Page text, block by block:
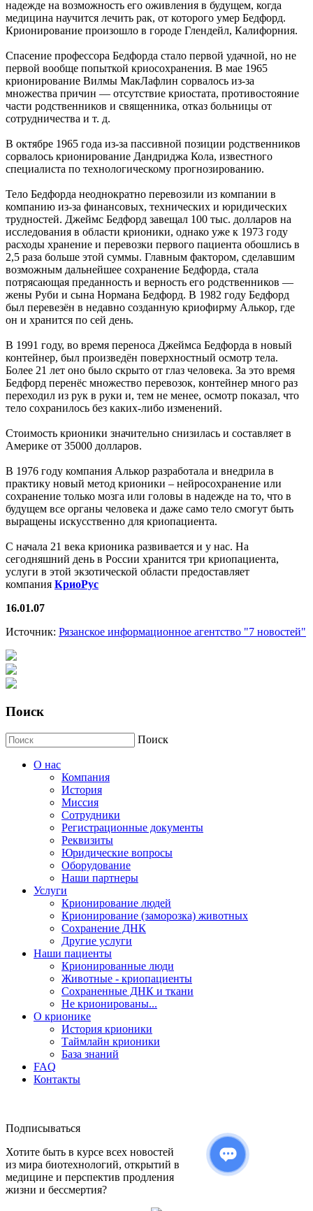
надежде на возможность его оживления в будущем, когда
медицина научится лечить рак, от которого умер Бедфорд.
Крионирование произошло в городе Глендейл, Калифорния.
Спасение профессора Бедфорда стало первой удачной, но не
первой вообще попыткой криосохранения. В мае 1965
крионирование Вилмы МакЛафлин сорвалось из-за
множества причин — отсутствие криостата, противостояние
части родственников и священника, отказ больницы от
сотрудничества и т. д.
В октябре 1965 года из-за пассивной позиции родственников
сорвалось крионирование Дандриджа Кола, известного
специалиста по технологическому прогнозированию.
Тело Бедфорда неоднократно перевозили из компании в
компанию из-за финансовых, технических и юридических
трудностей. Джеймс Бедфорд завещал 100 тыс. долларов на
исследования в области крионики, однако уже к 1973 году
расходы хранение и перевозки первого пациента обошлись в
2,5 раза больше этой суммы. Главным фактором, сделавшим
возможным дальнейшее сохранение Бедфорда, стала
потрясающая преданность и верность его родственников —
жены Руби и сына Нормана Бедфорд. В 1982 году Бедфорд
был перевезён в недавно созданную криофирму Алькор, где
он и хранится по сей день.
В 1991 году, во время переноса Джеймса Бедфорда в новый
контейнер, был произведён поверхностный осмотр тела.
Более 21 лет оно было скрыто от глаз человека. За это время
Бедфорд перенёс множество перевозок, контейнер много раз
переходил из рук в руки и, тем не менее, осмотр показал, что
тело сохранилось без каких-либо изменений.
Стоимость крионики значительно снизилась и составляет в
Америке от 35000 долларов.
В 1976 году компания Алькор разработала и внедрила в
практику новый метод крионики – нейросохранение или
сохранение только мозга или головы в надежде на то, что в
будущем все органы человека и даже само тело смогут быть
выращены искусственно для криопациента.
С начала 21 века крионика развивается и у нас. На
сегодняшний день в России хранится три криопациента,
услуги в этой экзотической области предоставляет
компания КриоРус
16.01.07
Источник: Рязанское информационное агентство "7 новостей"
Поиск
Поиск
О нас
Компания
История
Миссия
Сотрудники
Регистрационные документы
Реквизиты
Юридические вопросы
Оборудование
Наши партнеры
Услуги
Крионирование людей
Крионирование (заморозка) животных
Сохранение ДНК
Другие услуги
Наши пациенты
Крионированные люди
Животные - криопациенты
Сохраненные ДНК и ткани
Не крионированы...
О крионике
История крионики
Таймлайн крионики
База знаний
FAQ
Контакты
Подписываться
Хотите быть в курсе всех новостей
из мира биотехнологий, открытий в
медицине и перспектив продления
жизни и бессмертия?